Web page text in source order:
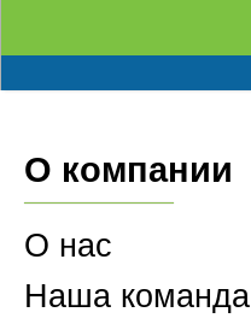
О компании
О нас
Наша команда